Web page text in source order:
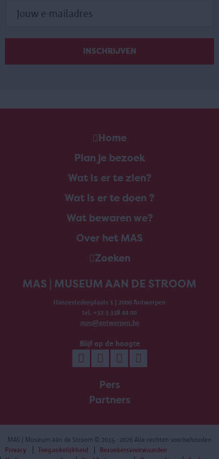
Home
Plan je bezoek
Wat is er te zien?
Wat is er te doen ?
Wat bewaren we?
Over het MAS
Zoeken
MAS | MUSEUM AAN DE STROOM
Hanzestedenplaats 1 | 2000 Antwerpen
tel. +32 3 338 44 00
mas@antwerpen.be
Blijf op de hoogte
Pers
Partners
MAS | Museum aan de Stroom © 2015 - 2026 Alle rechten voorbehouden
Privacy
Toegankelijkheid
Bezoekersvoorwaarden